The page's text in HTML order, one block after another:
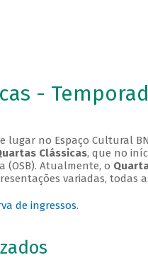
-
lugar no Espaço Cultural
Clássicas, que no
(OSB). Atualmente, o
variadas, todas
de ingressos.